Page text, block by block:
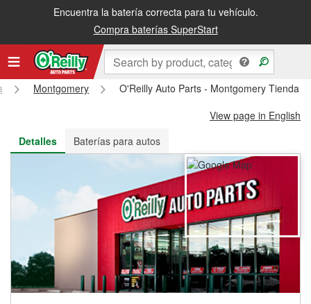
Encuentra la batería correcta para tu vehículo.
Compra baterías SuperStart
Recibe tu orden gratis al día siguiente o recógela en la tienda
Montgomery
O'Reilly Auto Parts - Montgomery Tienda
View page in English
Detalles
Baterías para autos